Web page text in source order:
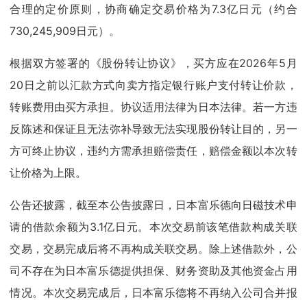
合理的定价原则，协商确定交易价格为7.3亿日元（约合
730,245,909日元）。
根据双方签署的《股份转让协议》，买方应在2026年5月
20日之前以汇款方式向卖方指定银行账户支付转让价款，
转账费用由买方承担。协议适用法律为日本法律。若一方违
反陈述和保证且无法弥补导致无法实现股份转让目的，另一
方可终止协议，违约方需承担赔偿责任，赔偿金额以本次转
让价格为上限。
公告还披露，截至本公告披露日，日本富乐德向日磁技术申
请的借款余额为3.1亿日元。本次交易前该笔借款构成关联
交易，交易完成后将不再构成关联交易。除上述借款外，公
司不存在为日本富乐德提供担保、财务资助及其他资金占用
情况。本次交易完成后，日本富乐德将不再纳入公司合并报